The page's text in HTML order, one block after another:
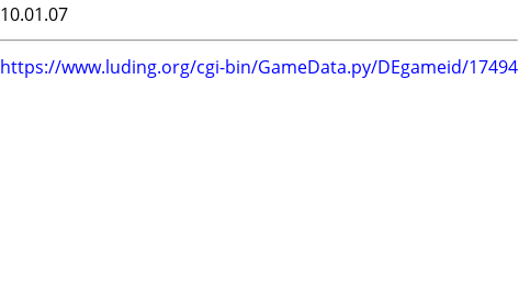
10.01.07
https://www.luding.org/cgi-bin/GameData.py/DEgameid/17494